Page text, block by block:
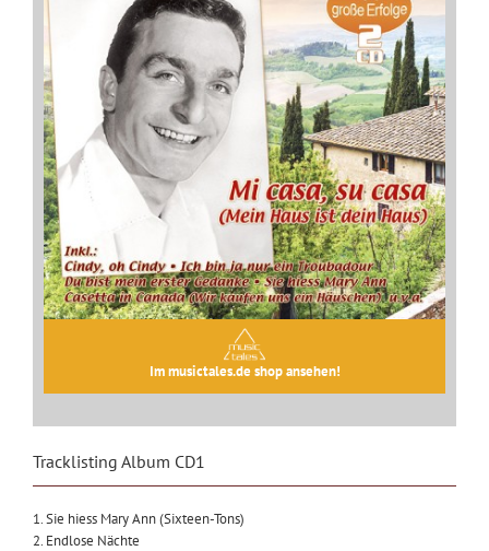
Im musictales.de shop ansehen!
Tracklisting Album CD1
1. Sie hiess Mary Ann (Sixteen-Tons)
2. Endlose Nächte